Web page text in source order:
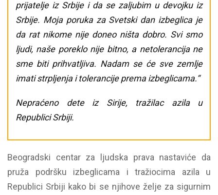
prijatelje iz Srbije i da se zaljubim u devojku iz
Srbije. Moja poruka za Svetski dan izbeglica je
da rat nikome nije doneo ništa dobro. Svi smo
ljudi, naše poreklo nije bitno, a netolerancija ne
sme biti prihvatljiva. Nadam se će sve zemlje
imati strpljenja i tolerancije prema izbeglicama.“
Nepraćeno dete iz Sirije, tražilac azila u
Republici Srbiji.
Beogradski centar za ljudska prava nastaviće da
pruža podršku izbeglicama i tražiocima azila u
Republici Srbiji kako bi se njihove želje za sigurnim